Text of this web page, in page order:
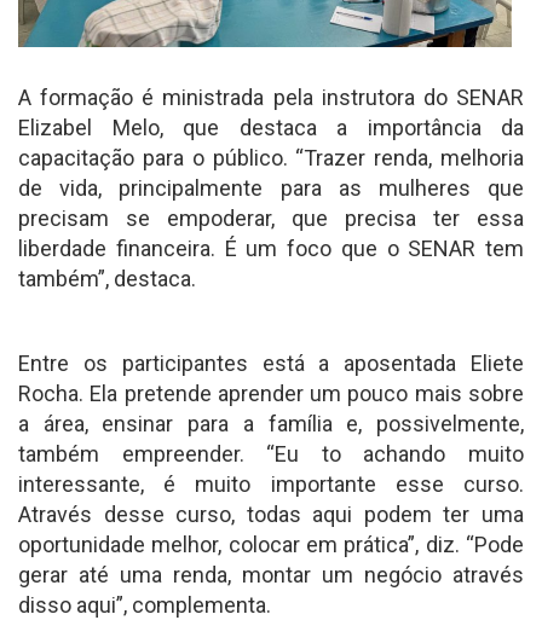
A formação é ministrada pela instrutora do SENAR
Elizabel Melo, que destaca a importância da
capacitação para o público. “Trazer renda, melhoria
de vida, principalmente para as mulheres que
precisam se empoderar, que precisa ter essa
liberdade financeira. É um foco que o SENAR tem
também”, destaca.
Entre os participantes está a aposentada Eliete
Rocha. Ela pretende aprender um pouco mais sobre
a área, ensinar para a família e, possivelmente,
também empreender. “Eu to achando muito
interessante, é muito importante esse curso.
Através desse curso, todas aqui podem ter uma
oportunidade melhor, colocar em prática”, diz. “Pode
gerar até uma renda, montar um negócio através
disso aqui”, complementa.